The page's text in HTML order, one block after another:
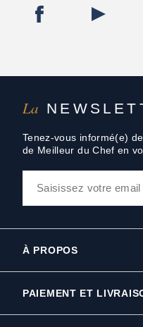
La
Tenez-vous informé(e)
de Meilleur du Chef en
À PROPOS
PAIEMENT ET